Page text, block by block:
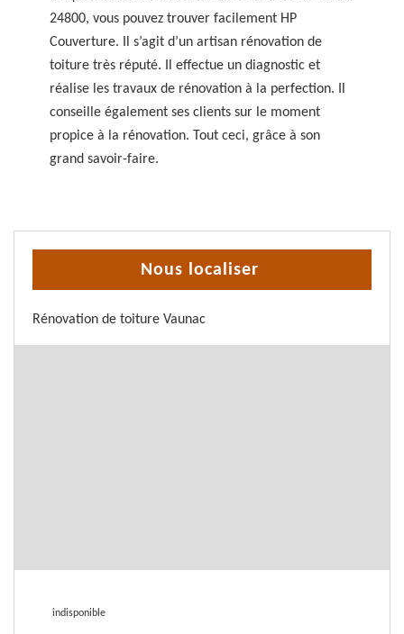
24800, vous pouvez trouver facilement HP
Couverture. Il s’agit d’un artisan rénovation de
toiture très réputé. Il effectue un diagnostic et
réalise les travaux de rénovation à la perfection. Il
conseille également ses clients sur le moment
propice à la rénovation. Tout ceci, grâce à son
grand savoir-faire.
Nous localiser
Rénovation de toiture Vaunac
indisponible